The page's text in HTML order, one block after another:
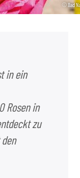
© Bad
in ein
Rosen in
zu